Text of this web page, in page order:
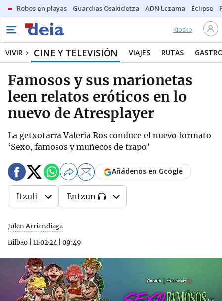
Robos en playas Guardias Osakidetza ADN Lezama Eclipse
Kiosko
VIVIR CINE Y TELEVISIÓN VIAJES RUTAS
Famosos y sus marionetas
leen relatos eróticos en lo
nuevo de Atresplayer
La getxotarra Valeria Ros conduce el nuevo formato
‘Sexo, famosos y muñecos de trapo’
Julen Arriandiaga
Bilbao
11·02·24 09:49
Añádenos en Google
Itzuli Entzun